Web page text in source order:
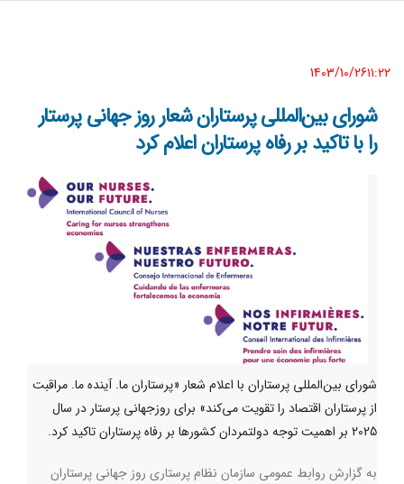
1403/10/26١١:٢٢
شورای بین‌المللی پرستاران شعار روز جهانی پرستار
را با تاکید بر رفاه پرستاران اعلام کرد
شورای بین‌المللی پرستاران با اعلام شعار «پرستاران ما. آینده ما. مراقبت
از پرستاران اقتصاد را تقویت می‌کند» برای روزجهانی پرستار در سال
2025 بر اهمیت توجه دولتمردان کشورها بر رفاه پرستاران تاکید کرد.
به گزارش روابط عمومی سازمان نظام پرستاری روز جهانی پرستاران